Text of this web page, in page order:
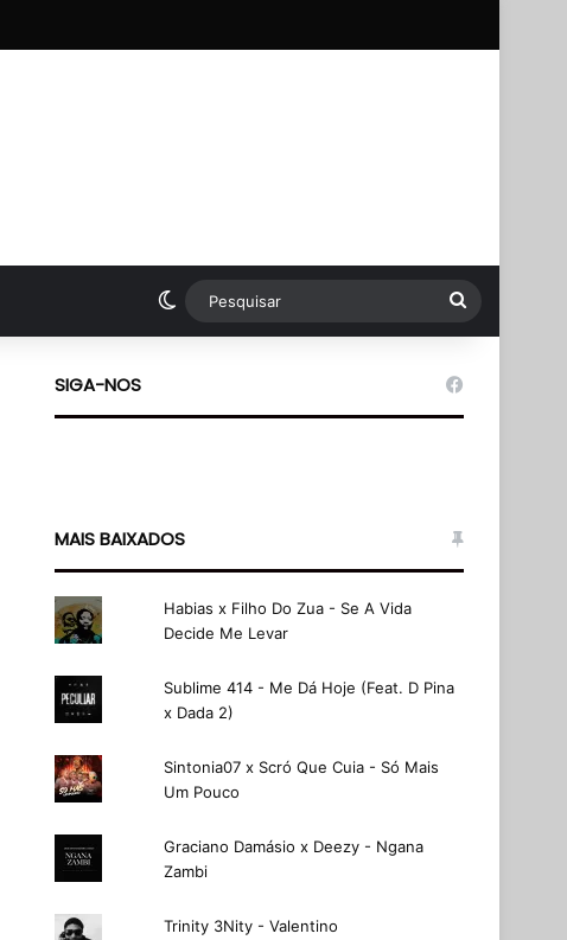
Switch skin Pesquisar
SIGA-NOS
MAIS BAIXADOS
Habias x Filho Do Zua - Se A Vida
Decide Me Levar
Sublime 414 - Me Dá Hoje (Feat. D Pina
x Dada 2)
Sintonia07 x Scró Que Cuia - Só Mais
Um Pouco
Graciano Damásio x Deezy - Ngana
Zambi
Trinity 3Nity - Valentino